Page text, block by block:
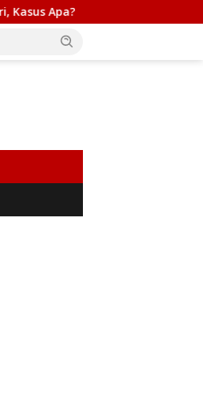
PB HIMABIR: Cetak Sawah